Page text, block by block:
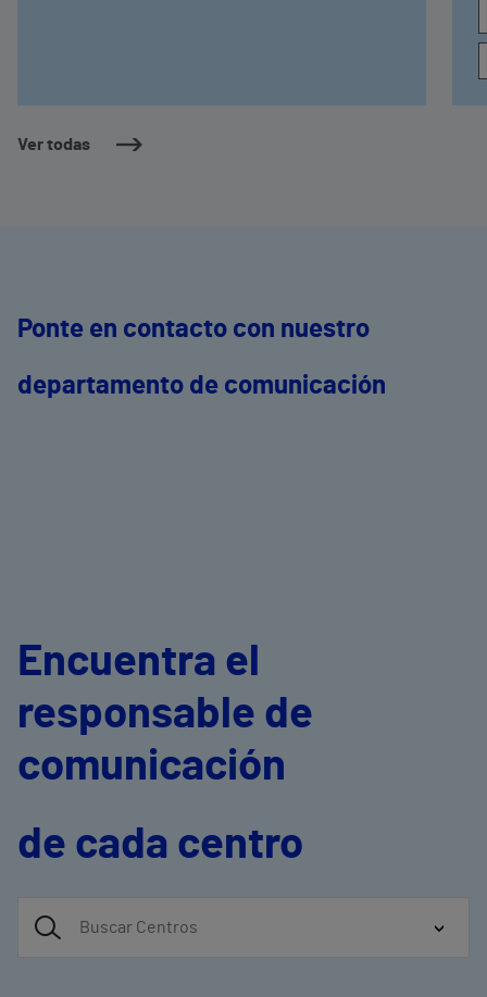
Ver todas
Ponte en contacto con nuestro
departamento de comunicación
Encuentra el
responsable de
comunicación
de cada centro